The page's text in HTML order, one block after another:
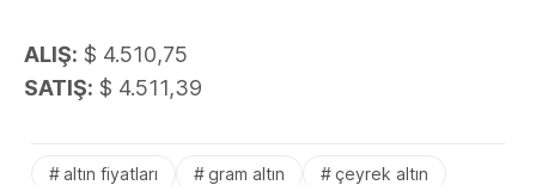
ALIŞ: $ 4.510,75
SATIŞ: $ 4.511,39
altın fiyatları gram altın çeyrek altın